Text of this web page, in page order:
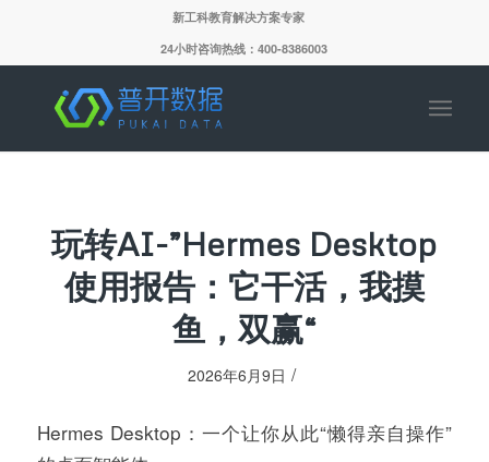
新工科教育解决方案专家
24小时咨询热线：400-8386003
玩转AI-”Hermes Desktop
使用报告：它干活，我摸
鱼，双赢“
2026年6月9日 /
Hermes Desktop：一个让你从此“懒得亲自操作”